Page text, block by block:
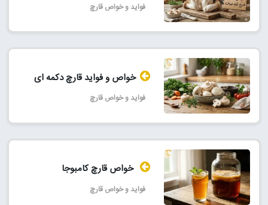
فواید و خواص قارچ
خواص و فواید قارچ دکمه ای
فواید و خواص قارچ
خواص قارچ کامبوجا
فواید و خواص قارچ